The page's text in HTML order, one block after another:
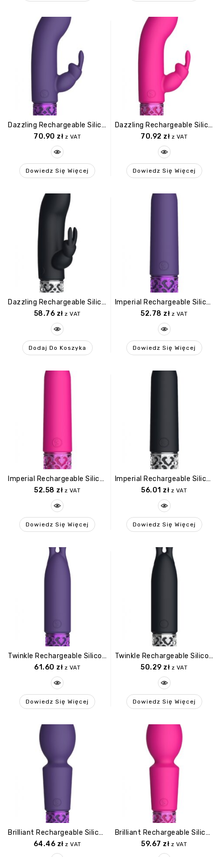
Dazzling Rechargeable Silicone Bullet Purple
70.90 zł z VAT
Dowiedz Się Więcej
Dazzling Rechargeable Silicone Bullet Pink
70.92 zł z VAT
Dowiedz Się Więcej
Dazzling Rechargeable Silicone Bullet Black
58.76 zł z VAT
Dodaj Do Koszyka
Imperial Rechargeable Silicone Bullet Purple
52.78 zł z VAT
Dowiedz Się Więcej
Imperial Rechargeable Silicone Bullet Pink
52.58 zł z VAT
Dowiedz Się Więcej
Imperial Rechargeable Silicone Bullet Black
56.01 zł z VAT
Dowiedz Się Więcej
Twinkle Rechargeable Silicone Bullet Purple
61.60 zł z VAT
Dowiedz Się Więcej
Twinkle Rechargeable Silicone Bullet Black
50.29 zł z VAT
Dowiedz Się Więcej
Brilliant Rechargeable Silicone Bullet Purple
64.46 zł z VAT
Brilliant Rechargeable Silicone Bullet Pink
59.67 zł z VAT